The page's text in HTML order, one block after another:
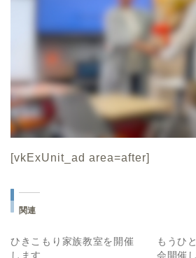
[vkExUnit_ad area=after]
関連
ひきこもり家族教室を開催
します
もうひ
会開催